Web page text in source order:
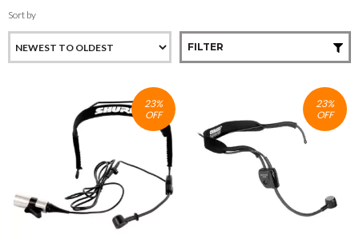
Sort by
FILTER
23%
OFF
23%
OFF